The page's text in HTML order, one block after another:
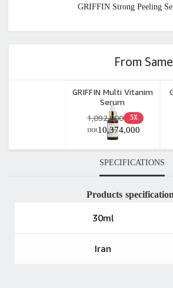
GRIFFIN Strong Peeling
From
GRIFFIN Multi Vitanim
Serum
5٪ 1,092,000
10,374,000
IRR
SPECIFICATIONS
Products
30ml
Iran